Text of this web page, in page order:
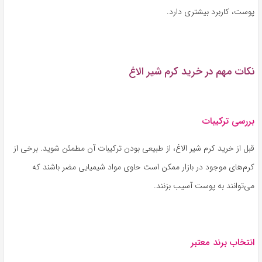
پوست، کاربرد بیشتری دارد.
نکات مهم در خرید کرم شیر الاغ
بررسی ترکیبات
قبل از خرید کرم شیر الاغ، از طبیعی بودن ترکیبات آن مطمئن شوید. برخی از
کرم‌های موجود در بازار ممکن است حاوی مواد شیمیایی مضر باشند که
می‌توانند به پوست آسیب بزنند.
انتخاب برند معتبر